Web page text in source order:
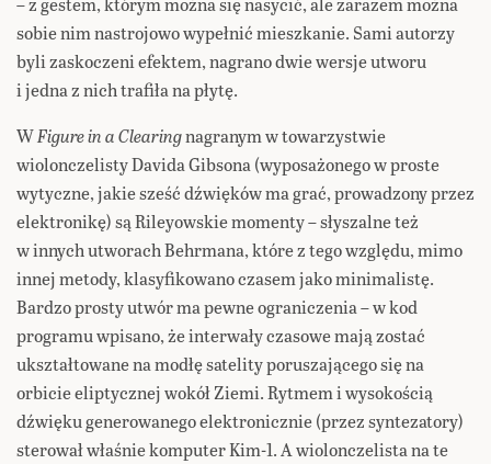
sobie nim nastrojowo wypełnić mieszkanie. Sami autorzy
byli zaskoczeni efektem, nagrano dwie wersje utworu
i jedna z nich trafiła na płytę.
WFigure in a Clearingnagranym w towarzystwie
wiolonczelisty Davida Gibsona (wyposażonego w proste
wytyczne, jakie sześć dźwięków ma grać, prowadzony przez
elektronikę) są Rileyowskie momenty – słyszalne też
w innych utworach Behrmana, które z tego względu, mimo
innej metody, klasyfikowano czasem jako minimalistę.
Bardzo prosty utwór ma pewne ograniczenia – w kod
programu wpisano, że interwały czasowe mają zostać
ukształtowane na modłę satelity poruszającego się na
orbicie eliptycznej wokół Ziemi. Rytmem i wysokością
dźwięku generowanego elektronicznie (przez syntezatory)
sterował właśnie komputer Kim-1. A wiolonczelista na te